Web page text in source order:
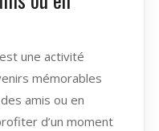
une activité
mémorables
amis ou en
d’un moment